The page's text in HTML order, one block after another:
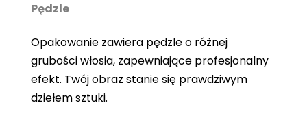
Pędzle
Opakowanie zawiera pędzle o różnej
grubości włosia, zapewniające profesjonalny
efekt. Twój obraz stanie się prawdziwym
dziełem sztuki.